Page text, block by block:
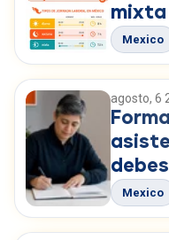
mixta
Mexico
agosto, 6
Mexico